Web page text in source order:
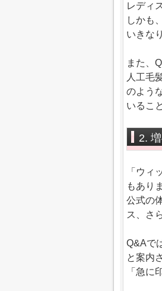
レディ
しかも、
いきな
また、
人工毛
のよう
いるこ
2.
「ウィ
もあり
公式の
ス、さ
Q&Aで
と案内
「急に